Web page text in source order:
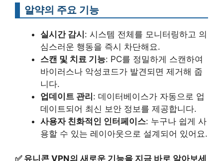
알약의 주요 기능
실시간 감시: 시스템 전체를 모니터링하고 의
심스러운 행동을 즉시 차단해요.
스캔 및 치료 기능: PC를 정밀하게 스캔하여
바이러스나 악성코드가 발견되면 제거해 줍
니다.
업데이트 관리: 데이터베이스가 자동으로 업
데이트되어 최신 보안 정보를 제공합니다.
사용자 친화적인 인터페이스: 누구나 쉽게 사
용할 수 있는 레이아웃으로 설계되어 있어요.
✅ 유니콘 VPN의 새로운 기능을 지금 바로 알아보세